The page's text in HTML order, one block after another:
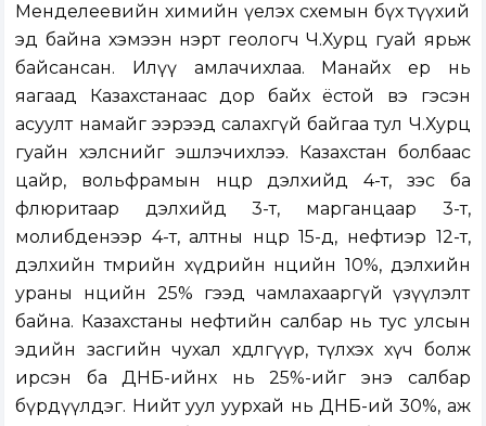
Менделеевийн химийн үелэх схемын бүх түүхий
эд байна хэмээн нэрт геологч Ч.Хурц гуай ярьж
байсансан. Илүү амлачихлаа. Манайх ер нь
яагаад Казахстанаас дор байх ёстой вэ гэсэн
асуулт намайг ээрээд салахгүй байгаа тул Ч.Хурц
гуайн хэлснийг эшлэчихлээ. Казахстан болбаас
цайр, вольфрамын нөөцөөр дэлхийд 4-т, зэс ба
флюритаар дэлхийд 3-т, марганцаар 3-т,
молибденээр 4-т, алтны нөөцөөр 15-д, нефтиэр 12-т,
дэлхийн төмрийн хүдрийн нөөцийн 10%, дэлхийн
ураны нөөцийн 25% гээд чамлахааргүй үзүүлэлт
байна. Казахстаны нефтийн салбар нь тус улсын
эдийн засгийн чухал хөдөлгүүр, түлхэх хүч болж
ирсэн ба ДНБ-ийнх нь 25%-ийг энэ салбар
бүрдүүлдэг. Нийт уул уурхай нь ДНБ-ий 30%, аж